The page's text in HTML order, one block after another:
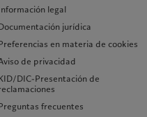
legal
jurídica
en materia de cookies
de privacidad
DIC-Presentación de
frecuentes